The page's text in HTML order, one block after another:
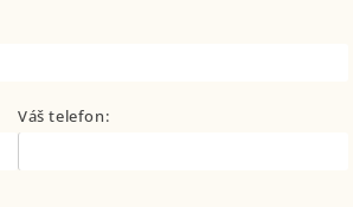
Váš telefon: